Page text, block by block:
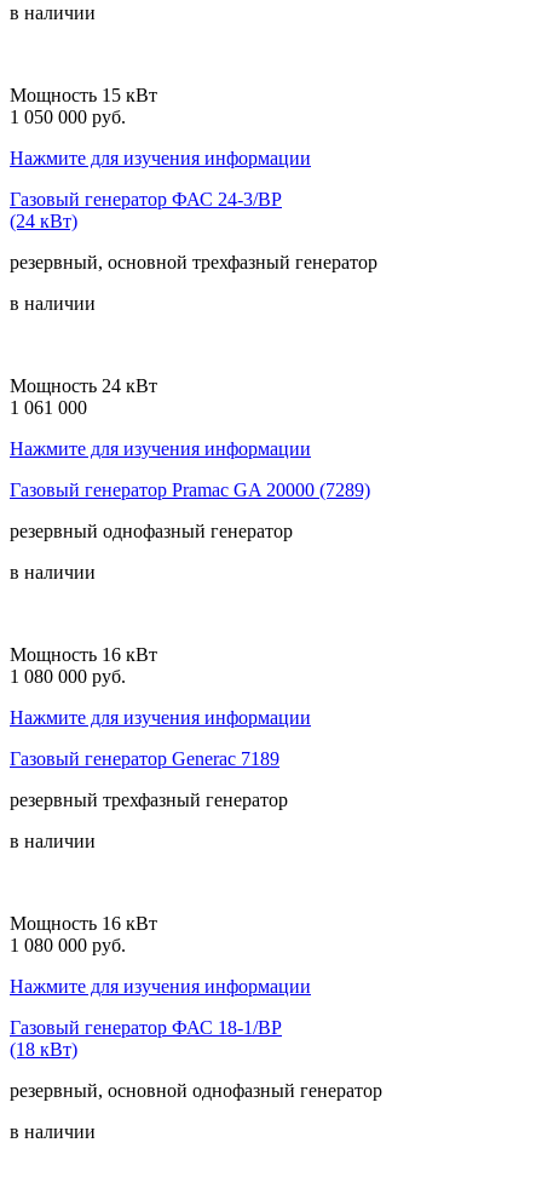
в наличии
Мощность 15 кВт
1 050 000 руб.
Нажмите для изучения информации
Газовый генератор ФАС 24-3/ВР
(24 кВт)
резервный, основной трехфазный генератор
в наличии
Мощность 24 кВт
1 061 000
Нажмите для изучения информации
Газовый генератор Pramac GA 20000 (7289)
резервный однофазный генератор
в наличии
Мощность 16 кВт
1 080 000 руб.
Нажмите для изучения информации
Газовый генератор Generac 7189
резервный трехфазный генератор
в наличии
Мощность 16 кВт
1 080 000 руб.
Нажмите для изучения информации
Газовый генератор ФАС 18-1/ВР
(18 кВт)
резервный, основной однофазный генератор
в наличии